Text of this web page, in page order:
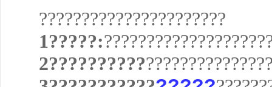
??????????????????????
1?????:
2??????????